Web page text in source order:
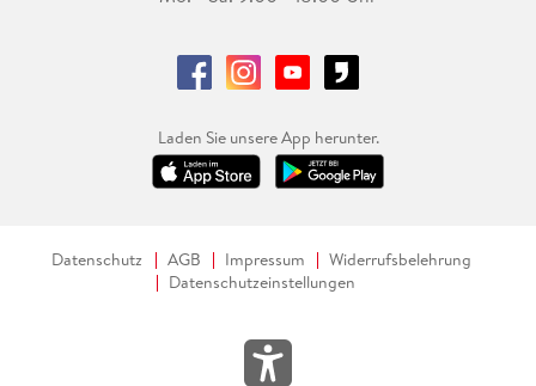
Laden Sie unsere App herunter.
Datenschutz AGB Impressum
Widerrufsbelehrung
Datenschutzeinstellungen